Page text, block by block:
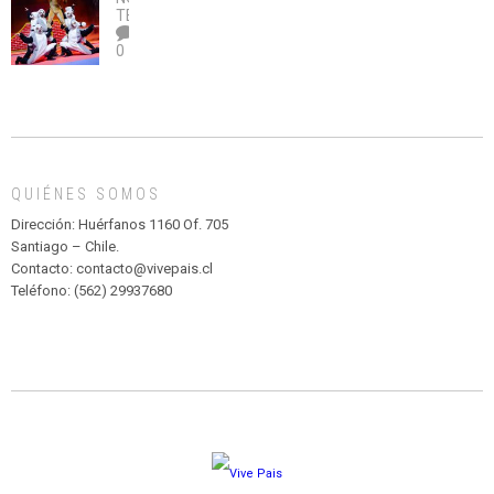
legalice
el
abuso”
DE
TEATRO
Y
MADAGASCAR
PARQUE
HURATDO
TEATRO
0
QUIÉNES SOMOS
Dirección: Huérfanos 1160 Of. 705
Santiago – Chile.
Contacto: contacto@vivepais.cl
Teléfono: (562) 29937680